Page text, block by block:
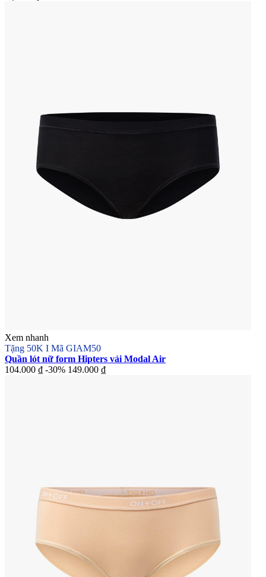
Xem nhanh
Tặng 50K I Mã GIAM50
Quần lót nữ form Hipters vải Modal Air
104.000 ₫ -30% 149.000 ₫